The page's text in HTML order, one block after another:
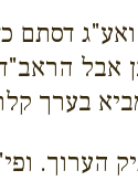
הראב"ד
בערך
הערוך.